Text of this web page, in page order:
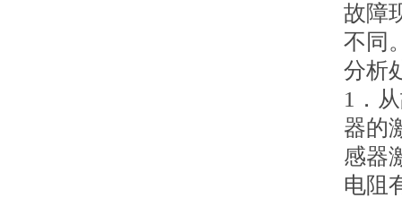
故障
不同
分析
1．
器的
感器
电阻